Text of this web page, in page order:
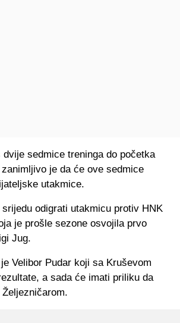
sedmice treninga do početka
je da će ove sedmice
utakmice.
odigrati utakmicu protiv HNK
je prošle sezone osvojila prvo
Jug.
Velibor Pudar koji sa Kruševom
a sada će imati priliku da